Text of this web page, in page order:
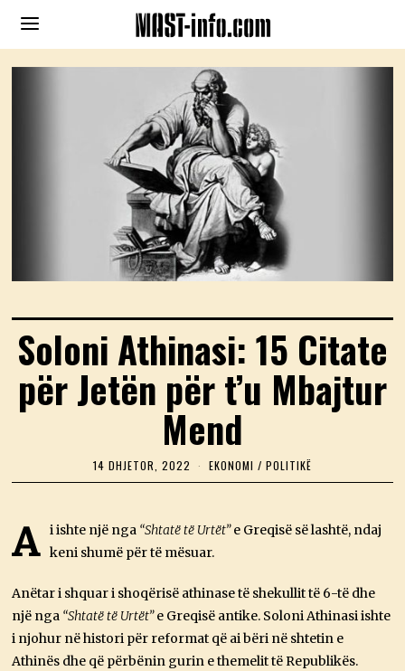
Soloni Athinasi: 15 Citate
për Jetën për t’u Mbajtur
Mend
14 DHJETOR, 2022
4
J
E
T
,
2
0
2
2
EKONOMI / POLITIKË
A i ishte një nga “Shtatë të Urtët”e Greqisë së lashtë, ndaj
keni shumë për të mësuar.
Anëtar i shquar i shoqërisë athinase të shekullit të 6-të dhe
një nga “Shtatë të Urtët”e Greqisë antike. Soloni Athinasi ishte
i njohur në histori për reformat që ai bëri në shtetin e
Athinës dhe që përbënin gurin e themelit të Republikës.